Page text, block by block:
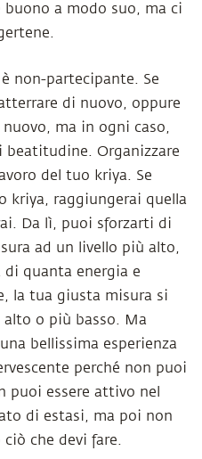
a modo suo, ma ci
non-partecipante. Se
di nuovo, oppure
ma in ogni caso,
Organizzare
del tuo kriya. Se
kriya, raggiungerai quella
Da lì, puoi sforzarti di
ad un livello più alto,
di quanta energia e
la tua giusta misura si
o più basso. Ma
bellissima esperienza
perché non puoi
puoi essere attivo nel
di estasi, ma poi non
che devi fare.